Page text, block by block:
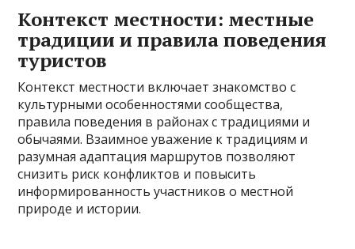
Контекст местности: местные
традиции и правила поведения
туристов
Контекст местности включает знакомство с
культурными особенностями сообщества,
правила поведения в районах с традициями и
обычаями. Взаимное уважение к традициям и
разумная адаптация маршрутов позволяют
снизить риск конфликтов и повысить
информированность участников о местной
природе и истории.